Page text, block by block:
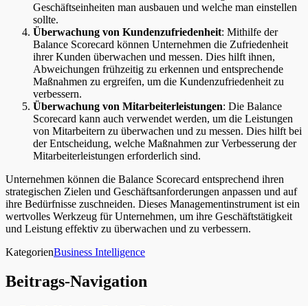
Geschäftseinheiten man ausbauen und welche man einstellen
sollte.
Überwachung von Kundenzufriedenheit: Mithilfe der
Balance Scorecard können Unternehmen die Zufriedenheit
ihrer Kunden überwachen und messen. Dies hilft ihnen,
Abweichungen frühzeitig zu erkennen und entsprechende
Maßnahmen zu ergreifen, um die Kundenzufriedenheit zu
verbessern.
Überwachung von Mitarbeiterleistungen: Die Balance
Scorecard kann auch verwendet werden, um die Leistungen
von Mitarbeitern zu überwachen und zu messen. Dies hilft bei
der Entscheidung, welche Maßnahmen zur Verbesserung der
Mitarbeiterleistungen erforderlich sind.
Unternehmen können die Balance Scorecard entsprechend ihren
strategischen Zielen und Geschäftsanforderungen anpassen und auf
ihre Bedürfnisse zuschneiden. Dieses Managementinstrument ist ein
wertvolles Werkzeug für Unternehmen, um ihre Geschäftstätigkeit
und Leistung effektiv zu überwachen und zu verbessern.
KategorienBusiness Intelligence
Beitrags-Navigation